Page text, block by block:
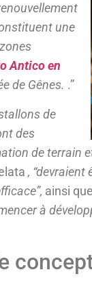
une
Antico en
de Gênes. .”
de
des
de terrain
,
ainsi
à